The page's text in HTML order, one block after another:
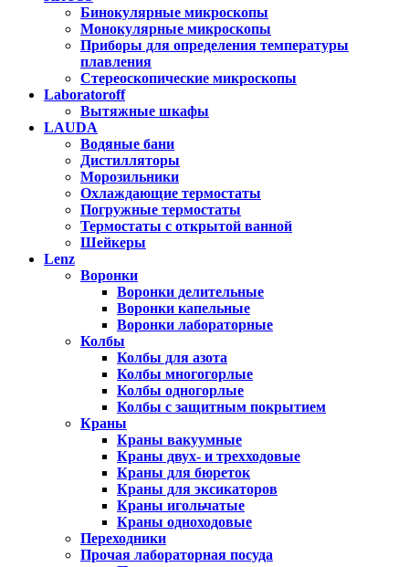
Бинокулярные микроскопы
Монокулярные микроскопы
Приборы для определения температуры
плавления
Стереоскопические микроскопы
Laboratoroff
Вытяжные шкафы
LAUDA
Водяные бани
Дистилляторы
Морозильники
Охлаждающие термостаты
Погружные термостаты
Термостаты с открытой ванной
Шейкеры
Lenz
Воронки
Воронки делительные
Воронки капельные
Воронки лабораторные
Колбы
Колбы для азота
Колбы многогорлые
Колбы одногорлые
Колбы с защитным покрытием
Краны
Краны вакуумные
Краны двух- и трехходовые
Краны для бюреток
Краны для эксикаторов
Краны игольчатые
Краны одноходовые
Переходники
Прочая лабораторная посуда